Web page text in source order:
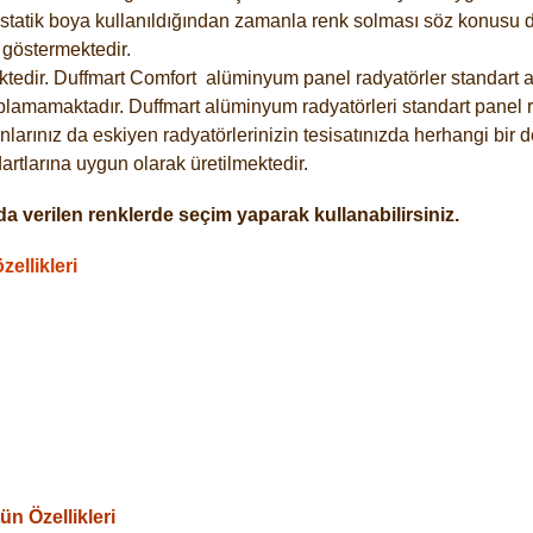
boya kullanıldığından zamanla renk solması söz konusu
DuffmartComfort alüminyum panel radyatörler standart
Duffmart alüminyum radyatörleri standart
da eskiyen radyatörlerinizin tesisatınızda herhangi
uygun olarak üretilmektedir.
verilen renklerde seçim yaparak kullanabilirsiniz.
Özellikleri